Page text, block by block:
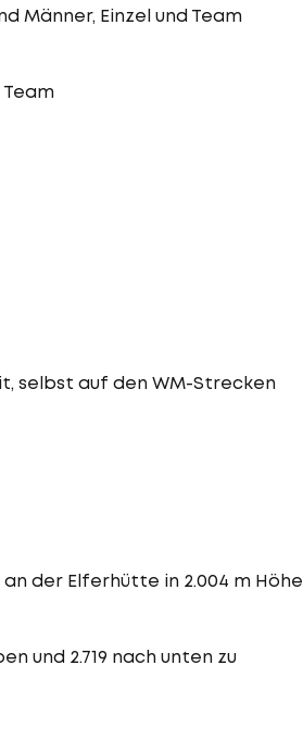
Männer, Einzel und Team
selbst auf den WM-Strecken
der Elferhütte in 2.004 m Höhe
und 2.719 nach unten zu